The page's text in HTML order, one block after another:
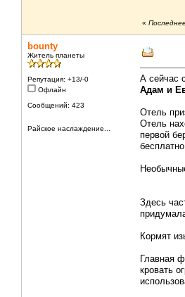
«
bounty
Житель планеты
Репутация: +13/-0
Офлайн
Сообщений: 423
Райское наслаждение...
А сейчас
Адам и
Отель
Отель
первой
Здесь
Кормят
Главная
кровать